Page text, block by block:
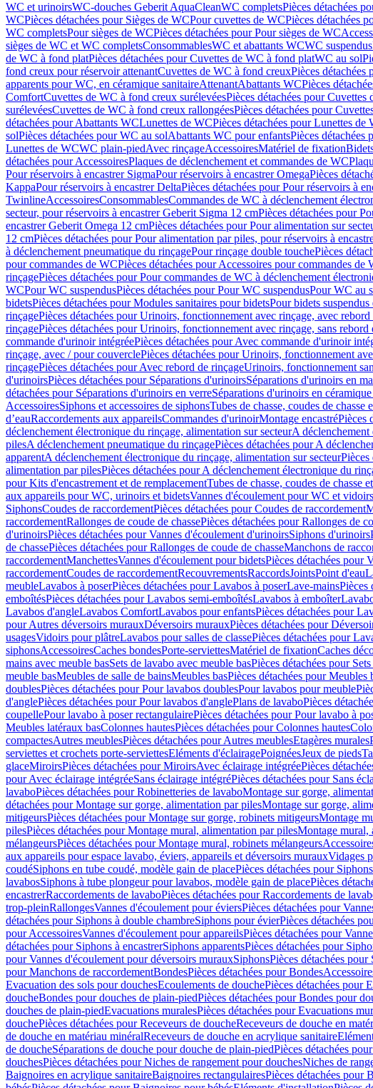
WC et urinoirsWC-douches Geberit AquaCleanWC completsPièces détachées
WCPièces détachées pour Sièges de WCPour cuvettes de WCPièces détachées
WC completsPour sièges de WCPièces détachées pour Pour sièges de WC
sièges de WC et WC completsConsommablesWC et abattants WCWC suspendus
de WC à fond platPièces détachées pour Cuvettes de WC à fond platWC au sol
fond creux pour réservoir attenantCuvettes de WC à fond creuxPièces
apparents pour WC, en céramique sanitaireAttenantAbattants WCPièces
ComfortCuvettes de WC à fond creux surélevéesPièces détachées pour
surélevéesCuvettes de WC à fond creux rallongéesPièces détachées pour
détachées pour Abattants WCLunettes de WCPièces détachées pour Lunettes de
solPièces détachées pour WC au solAbattants WC pour enfantsPièces détachées
Lunettes de WCWC plain-piedAvec rinçageAccessoiresMatériel de fixation
détachées pour AccessoiresPlaques de déclenchement et commandes de WC
Pour réservoirs à encastrer SigmaPour réservoirs à encastrer OmegaPièces
KappaPour réservoirs à encastrer DeltaPièces détachées pour Pour réservoirs à
TwinlineAccessoiresConsommablesCommandes de WC à déclenchement
secteur, pour réservoirs à encastrer Geberit Sigma 12 cmPièces détachées pour
encastrer Geberit Omega 12 cmPièces détachées pour Pour alimentation sur
12 cmPièces détachées pour Pour alimentation par piles, pour réservoirs à
à déclenchement pneumatique du rinçagePour rinçage double touchePièces
pour commandes de WCPièces détachées pour Accessoires pour commandes de
rinçagePièces détachées pour Pour commandes de WC à déclenchement
WCPour WC suspendusPièces détachées pour Pour WC suspendusPour WC au
bidetsPièces détachées pour Modules sanitaires pour bidetsPour bidets suspendus
rinçagePièces détachées pour Urinoirs, fonctionnement avec rinçage, avec rebord
rinçagePièces détachées pour Urinoirs, fonctionnement avec rinçage, sans rebord
commande d'urinoir intégréePièces détachées pour Avec commande d'urinoir
rinçage, avec / pour couverclePièces détachées pour Urinoirs, fonctionnement
rinçagePièces détachées pour Avec rebord de rinçageUrinoirs, fonctionnement
d'urinoirsPièces détachées pour Séparations d'urinoirsSéparations d'urinoirs en
détachées pour Séparations d'urinoirs en verreSéparations d'urinoirs en
AccessoiresSiphons et accessoires de siphonsTubes de chasse, coudes de chasse
d’eauRaccordements aux appareilsCommandes d'urinoirMontage encastréPièces
déclenchement électronique du rinçage, alimentation sur secteurA
pilesA déclenchement pneumatique du rinçagePièces détachées pour A
apparentA déclenchement électronique du rinçage, alimentation sur secteur
alimentation par pilesPièces détachées pour A déclenchement électronique du
pour Kits d'encastrement et de remplacementTubes de chasse, coudes de chasse
aux appareils pour WC, urinoirs et bidetsVannes d'écoulement pour WC et
SiphonsCoudes de raccordementPièces détachées pour Coudes de raccordement
raccordementRallonges de coude de chassePièces détachées pour Rallonges de
d'urinoirsPièces détachées pour Vannes d'écoulement d'urinoirsSiphons d'urinoirs
de chassePièces détachées pour Rallonges de coude de chasseManchons de
raccordementManchettesVannes d'écoulement pour bidetsPièces détachées pour
raccordementCoudes de raccordementRecouvrementsRaccordsJointsPoint d'eau
meubleLavabos à poserPièces détachées pour Lavabos à poserLave-mainsPièces
emboîtésPièces détachées pour Lavabos semi-emboîtésLavabos à emboîter
Lavabos d'angleLavabos ComfortLavabos pour enfantsPièces détachées pour
pour Autres déversoirs murauxDéversoirs murauxPièces détachées pour
usagesVidoirs pour plâtreLavabos pour salles de classePièces détachées pour
siphonsAccessoiresCaches bondesPorte-serviettesMatériel de fixationCaches
mains avec meuble basSets de lavabo avec meuble basPièces détachées pour
meuble basMeubles de salle de bainsMeubles basPièces détachées pour Meubles
doublesPièces détachées pour Pour lavabos doublesPour lavabos pour meuble
d'anglePièces détachées pour Pour lavabos d'anglePlans de lavaboPièces
coupellePour lavabo à poser rectangulairePièces détachées pour Pour lavabo à
Meubles latéraux basColonnes hautesPièces détachées pour Colonnes hautes
compactesAutres meublesPièces détachées pour Autres meublesEtagères murales
serviettes et crochets porte-serviettesEléments d'éclairagePoignéesJeux de pieds
glaceMiroirsPièces détachées pour MiroirsAvec éclairage intégréePièces
pour Avec éclairage intégréeSans éclairage intégréPièces détachées pour Sans
lavaboPièces détachées pour Robinetteries de lavaboMontage sur gorge,
détachées pour Montage sur gorge, alimentation par pilesMontage sur gorge,
mitigeursPièces détachées pour Montage sur gorge, robinets mitigeursMontage
pilesPièces détachées pour Montage mural, alimentation par pilesMontage mural,
mélangeursPièces détachées pour Montage mural, robinets mélangeurs
aux appareils pour espace lavabo, éviers, appareils et déversoirs murauxVidages
coudéSiphons en tube coudé, modèle gain de placePièces détachées pour
lavabosSiphons à tube plongeur pour lavabos, modèle gain de placePièces
encastrerRaccordements de lavaboPièces détachées pour Raccordements de
trop-pleinRallongesVannes d'écoulement pour éviersPièces détachées pour
détachées pour Siphons à double chambreSiphons pour évierPièces détachées
pour AccessoiresVannes d'écoulement pour appareilsPièces détachées pour
détachées pour Siphons à encastrerSiphons apparentsPièces détachées pour
pour Vannes d'écoulement pour déversoirs murauxSiphonsPièces détachées pour
pour Manchons de raccordementBondesPièces détachées pour Bondes
Evacuation des sols pour douchesEcoulements de douchePièces détachées pour
doucheBondes pour douches de plain-piedPièces détachées pour Bondes pour
douches de plain-piedEvacuations muralesPièces détachées pour Evacuations
douchePièces détachées pour Receveurs de doucheReceveurs de douche en
de douche en matériau minéralReceveurs de douche en acrylique sanitaire
de doucheSéparations de douche pour douche de plain-piedPièces détachées
douchesPièces détachées pour Niches de rangement pour douchesNiches de
Baignoires en acrylique sanitaireBaignoires rectangulairesPièces détachées pour